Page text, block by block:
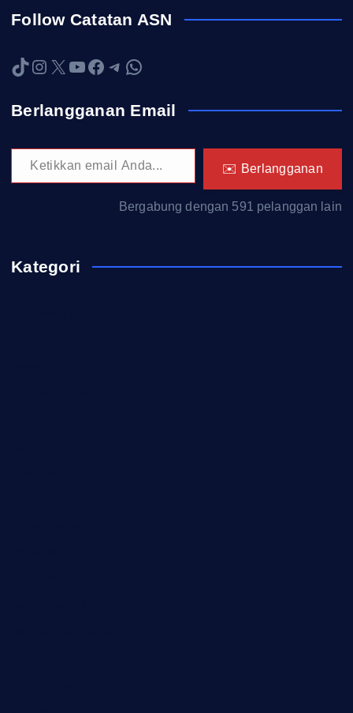
Follow Catatan ASN
TikTok Instagram X YouTube Facebook Telegram WhatsApp
Berlangganan Email
Ketikkan email Anda...
✉️ Berlangganan
Bergabung dengan 591 pelanggan lain
Kategori